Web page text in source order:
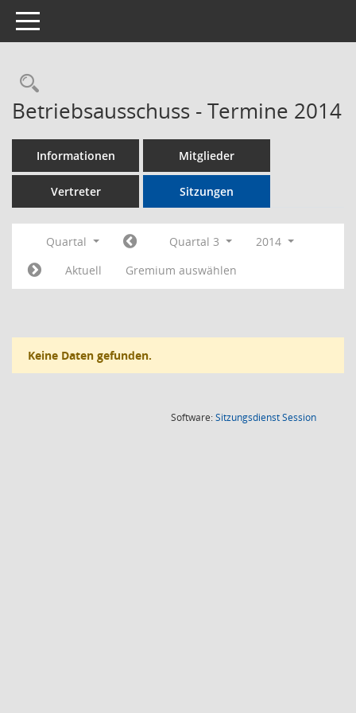
Toggle navigation
Rechercheauswahl
Betriebsausschuss - Termine 2014
Informationen Mitglieder
Vertreter Sitzungen
Quartal Quartal 3
2014
Aktuell
Gremium auswählen
Keine Daten gefunden.
Software:SitzungsdienstSession(Wird in